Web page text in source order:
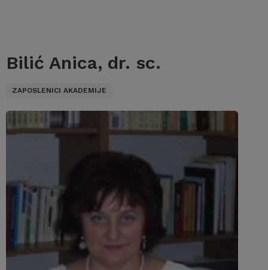
Bilić Anica, dr. sc.
ZAPOSLENICI AKADEMIJE